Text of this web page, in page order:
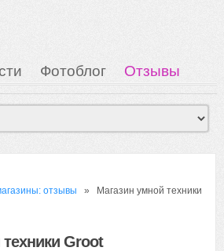
Фотоблог
Отзывы
Мои Картинки Вход
отзывы » Магазин умной техники
Groot